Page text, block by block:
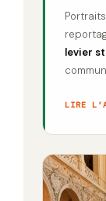
levier
LIRE